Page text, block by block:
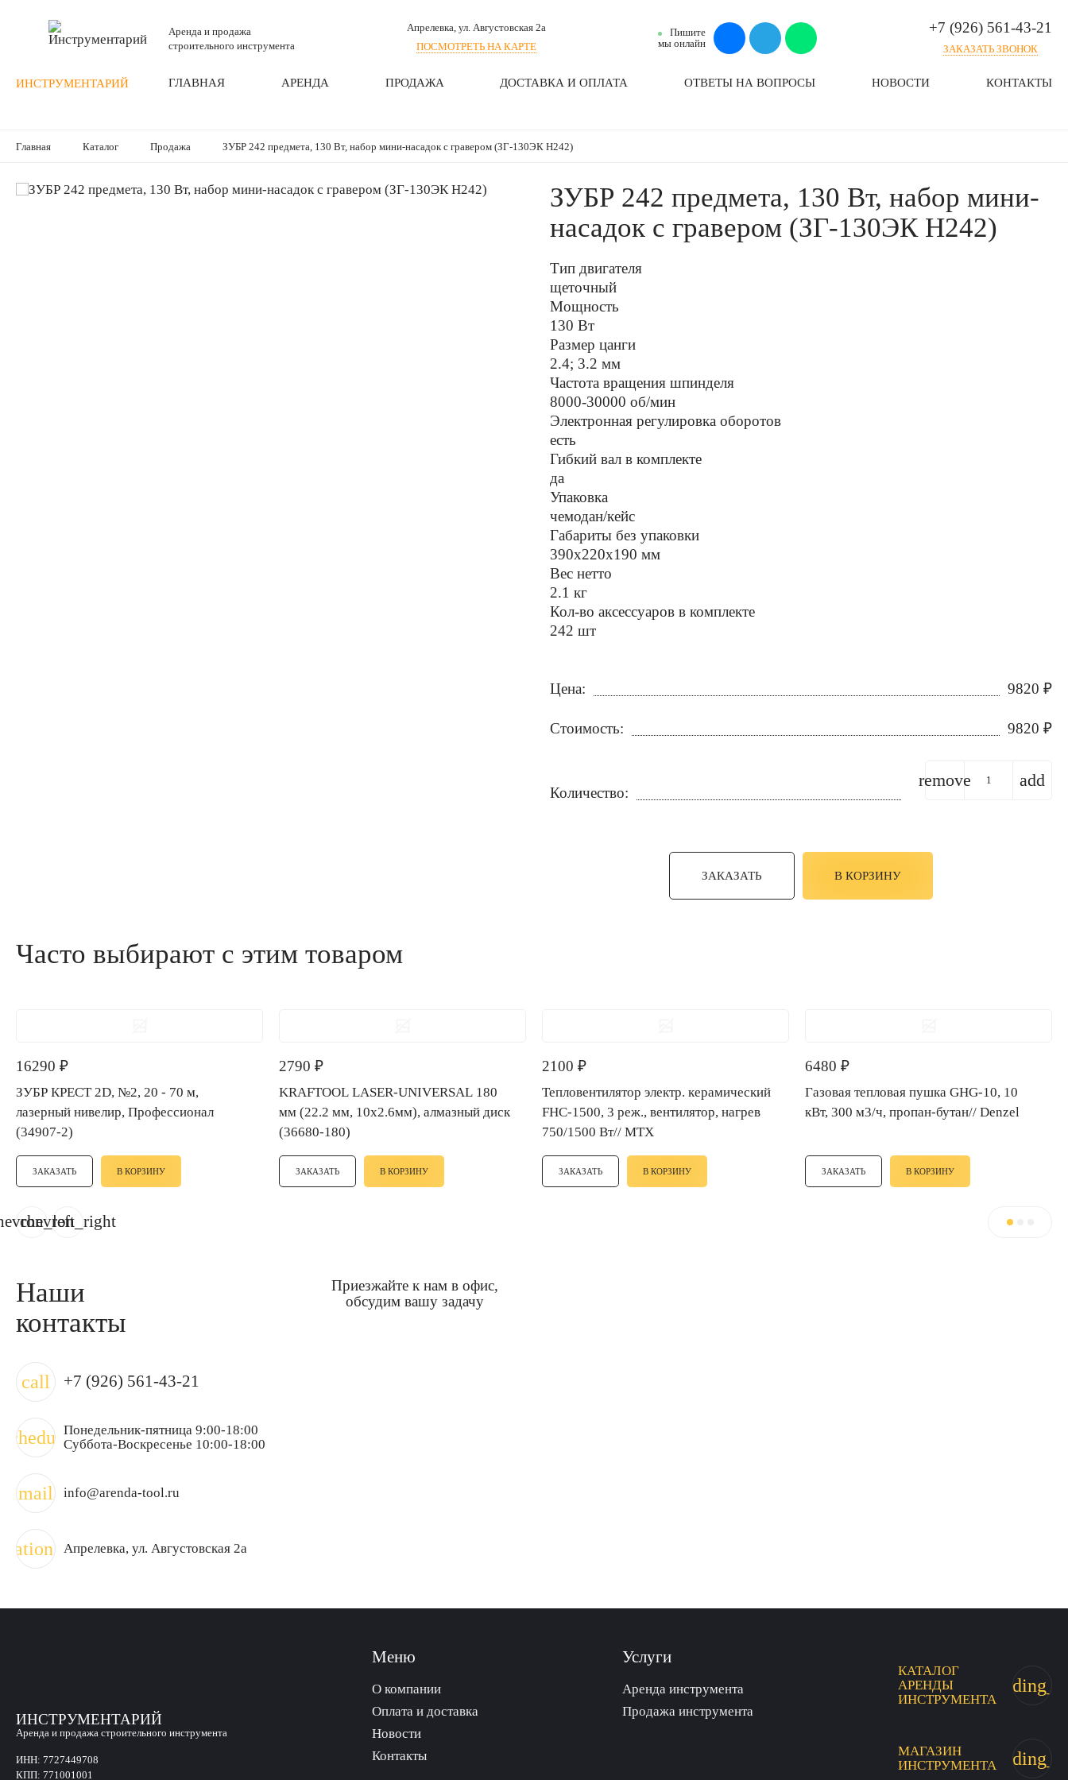
ИНСТРУМЕНТАРИЙ
Аренда и продажа
строительного инструмента
Апрелевка, ул. Августовская 2а
ПОСМОТРЕТЬ НА КАРТЕ
Пишите
мы онлайн
+7 (926) 561-43-21
ЗАКАЗАТЬ ЗВОНОК
ГЛАВНАЯ АРЕНДА ПРОДАЖА ДОСТАВКА И ОПЛАТА ОТВЕТЫ НА ВОПРОСЫ НОВОСТИ КОНТАКТЫ
Главная Каталог Продажа ЗУБР 242 предмета, 130 Вт, набор мини-насадок с гравером (ЗГ-130ЭК H242)
ЗУБР 242 предмета, 130 Вт, набор мини-
насадок с гравером (ЗГ-130ЭК H242)
Тип двигателя
щеточный
Мощность
130 Вт
Размер цанги
2.4; 3.2 мм
Частота вращения шпинделя
8000-30000 об/мин
Электронная регулировка оборотов
есть
Гибкий вал в комплекте
да
Упаковка
чемодан/кейс
Габариты без упаковки
390х220х190 мм
Вес нетто
2.1 кг
Кол-во аксессуаров в комплекте
242 шт
Цена: 9820 ₽
Стоимость: 9820 ₽
Количество:
remove add
ЗАКАЗАТЬ В КОРЗИНУ
Часто выбирают с этим товаром
16290 ₽
ЗУБР КРЕСТ 2D, №2, 20 - 70 м,
лазерный нивелир, Профессионал
(34907-2)
ЗАКАЗАТЬ В КОРЗИНУ
2790 ₽
KRAFTOOL LASER-UNIVERSAL 180
мм (22.2 мм, 10х2.6мм), алмазный диск
(36680-180)
ЗАКАЗАТЬ В КОРЗИНУ
2100 ₽
Тепловентилятор электр. керамический
FHC-1500, 3 реж., вентилятор, нагрев
750/1500 Вт// MTX
ЗАКАЗАТЬ В КОРЗИНУ
6480 ₽
Газовая тепловая пушка GHG-10, 10
кВт, 300 м3/ч, пропан-бутан// Denzel
ЗАКАЗАТЬ В КОРЗИНУ
chevron_right
Наши
контакты
call +7 (926) 561-43-21
scheduleПонедельник-пятница 9:00-18:00
Суббота-Воскресенье 10:00-18:00
mail info@arenda-tool.ru
Апрелевка, ул. Августовская 2а
Приезжайте к нам в офис,
обсудим вашу задачу
ИНСТРУМЕНТАРИЙ
Аренда и продажа строительного инструмента
ИНН: 7727449708
КПП: 771001001
Меню
О компании
Оплата и доставка
Новости
Контакты
Услуги
Аренда инструмента
Продажа инструмента
КАТАЛОГ
АРЕНДЫ
ИНСТРУМЕНТА
МАГАЗИН
ИНСТРУМЕНТА